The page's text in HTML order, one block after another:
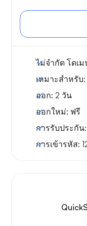
ไม่จำกัด โดเ
เหมาะสำหรับ:
ออก: 2 วัน
ออกใหม่: ฟรี
การรับประกัน:
การเข้ารหัส: